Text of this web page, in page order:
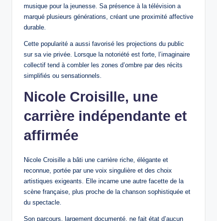
musique pour la jeunesse. Sa présence à la télévision a
marqué plusieurs générations, créant une proximité affective
durable.
Cette popularité a aussi favorisé les projections du public
sur sa vie privée. Lorsque la notoriété est forte, l’imaginaire
collectif tend à combler les zones d’ombre par des récits
simplifiés ou sensationnels.
Nicole Croisille, une
carrière indépendante et
affirmée
Nicole Croisille a bâti une carrière riche, élégante et
reconnue, portée par une voix singulière et des choix
artistiques exigeants. Elle incarne une autre facette de la
scène française, plus proche de la chanson sophistiquée et
du spectacle.
Son parcours, largement documenté, ne fait état d’aucun